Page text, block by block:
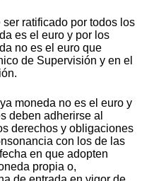
ratificado por todos los
es el euro y por los
no es el euro que
de Supervisión y en el
moneda no es el euro y
deben adherirse al
derechos y obligaciones
con los de las
en que adopten
propia o,